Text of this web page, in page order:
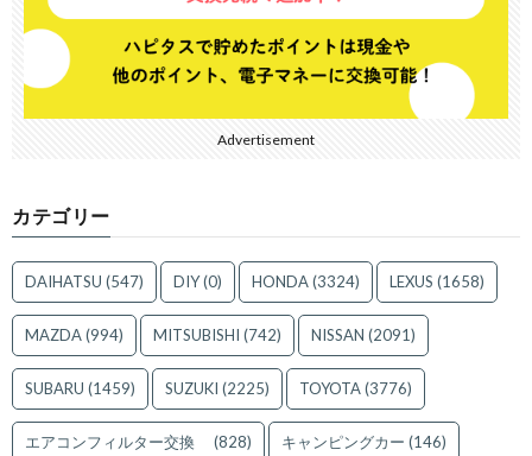
Advertisement
カテゴリー
DAIHATSU (547) DIY(0) HONDA(3324) LEXUS (1658)
MAZDA(994) MITSUBISHI (742) NISSAN (2091)
SUBARU (1459) SUZUKI (2225) TOYOTA(3776)
エアコンフィルター交換 (828) キャンピングカー (146)